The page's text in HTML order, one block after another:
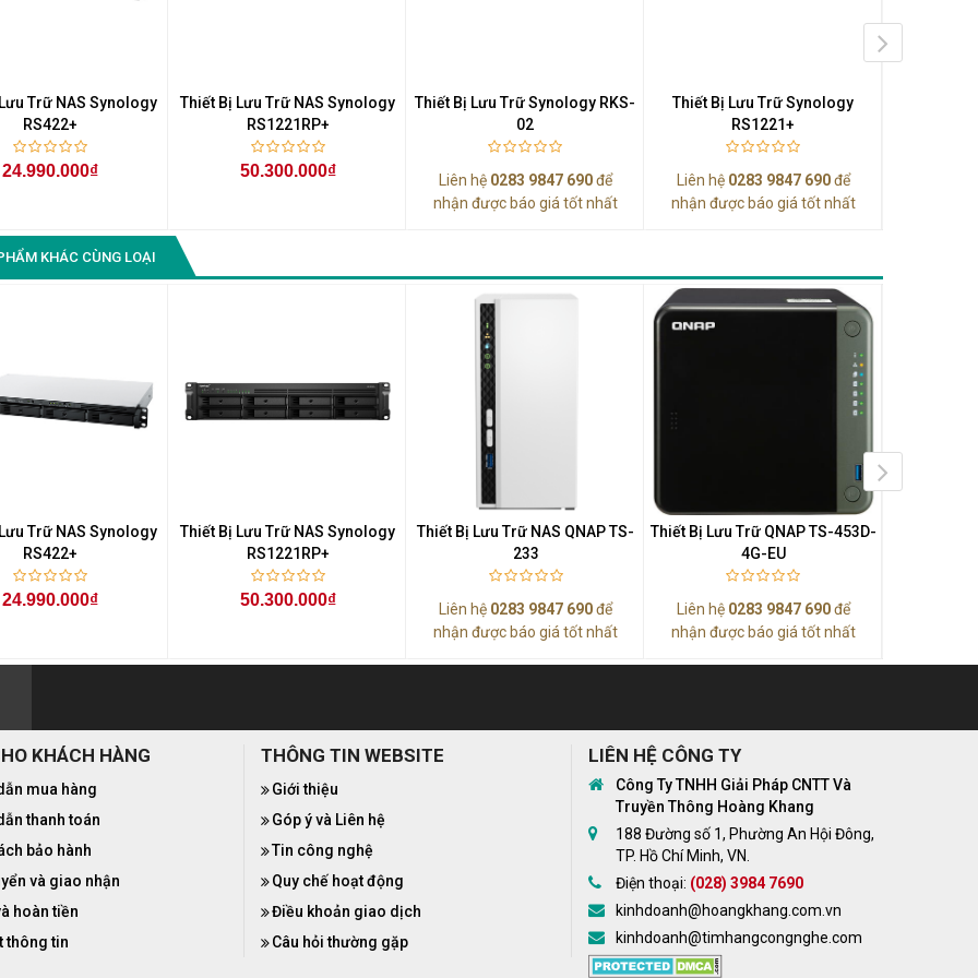
Trữ NAS Synology
RS422+
24.990.000₫
Thiết Bị Lưu Trữ NAS Synology
RS1221RP+
50.300.000₫
Thiết Bị Lưu Trữ Synology RKS-
02
Liên hệ 0283 9847 690để
nhận được báo giá tốt nhất
Thiết Bị Lưu Trữ Synology
RS1221+
Liên hệ 0283 9847 690để
nhận được báo giá tốt nhất
KHÁC CÙNG LOẠI
Trữ NAS Synology
RS422+
24.990.000₫
Thiết Bị Lưu Trữ NAS Synology
RS1221RP+
50.300.000₫
Thiết Bị Lưu Trữ NAS QNAP TS-
233
Liên hệ 0283 9847 690để
nhận được báo giá tốt nhất
Thiết Bị Lưu Trữ QNAP TS-453D-
4G-EU
Liên hệ 0283 9847 690để
nhận được báo giá tốt nhất
KHÁCH HÀNG
mua hàng
thanh toán
bảo hành
và giao nhận
hoàn tiền
thông tin
THÔNG TIN WEBSITE
Giới thiệu
Góp ý và Liên hệ
Tin công nghệ
Quy chế hoạt động
Điều khoản giao dịch
Câu hỏi thường gặp
LIÊN HỆ CÔNG TY
Công Ty TNHH Giải Pháp CNTT Và
Truyền Thông Hoàng Khang
188 Đường số 1, Phường An Hội Đông,
TP. Hồ Chí Minh, VN.
Điện thoại: (028) 3984 7690
kinhdoanh@hoangkhang.com.vn
kinhdoanh@timhangcongnghe.com